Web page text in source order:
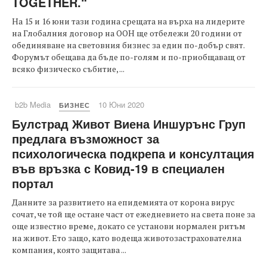
На 15 и 16 юни тази година срещата на върха на лидерите
на Глобалния договор на ООН ще отбележи 20 години от
обединяване на световния бизнес за един по-добър свят.
Форумът обещава да бъде по-голям и по-приобщаващ от
всяко физическо събитие, ...
b2b Media БИЗНЕС 10 Юни 2020
Булстрад Живот Виена Иншурънс Груп
предлага възможност за
психологическа подкрепа и консултация
във връзка с Ковид-19 в специален
портал
Данните за развитието на епидемията от корона вирус
сочат, че той ще остане част от ежедневието на света поне за
още известно време, докато се установи нормален ритъм
на живот. Ето защо, като водеща животозастрахователна
компания, която защитава ...